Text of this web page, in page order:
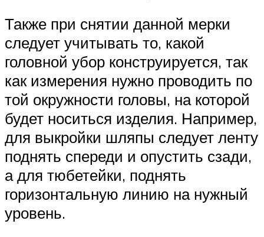
Также при снятии данной мерки
следует учитывать то, какой
головной убор конструируется, так
как измерения нужно проводить по
той окружности головы, на которой
будет носиться изделия. Например,
для выкройки шляпы следует ленту
поднять спереди и опустить сзади,
а для тюбетейки, поднять
горизонтальную линию на нужный
уровень.